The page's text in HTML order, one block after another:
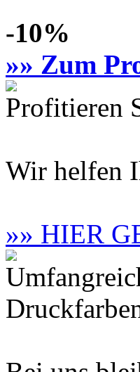
-10%
»» Zum
Profitieren
Wir helfen
»» HIER